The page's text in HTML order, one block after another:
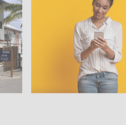
Pratiques